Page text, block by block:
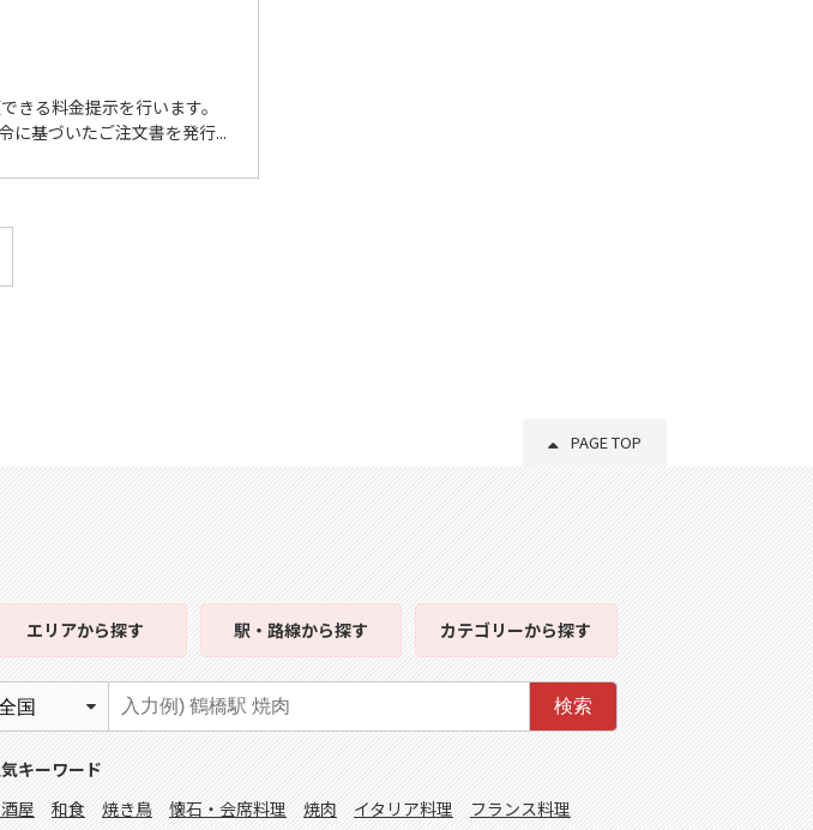
きる料金提示を行います。
に基づいたご注文書を発行...
PAGE TOP
エリアから探す 駅・路線から探す カテゴリーから探す
検索
キーワード
屋
和食 焼き鳥 懐石・会席料理 焼肉 イタリア料理 フランス料理